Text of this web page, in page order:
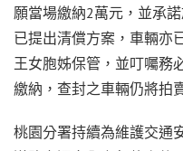
願當場繳納2萬元，並承
已提出清償方案，車輛亦
王女胞姊保管，並叮囑務
繳納，查封之車輛仍將拍
桃園分署持續為維護交通